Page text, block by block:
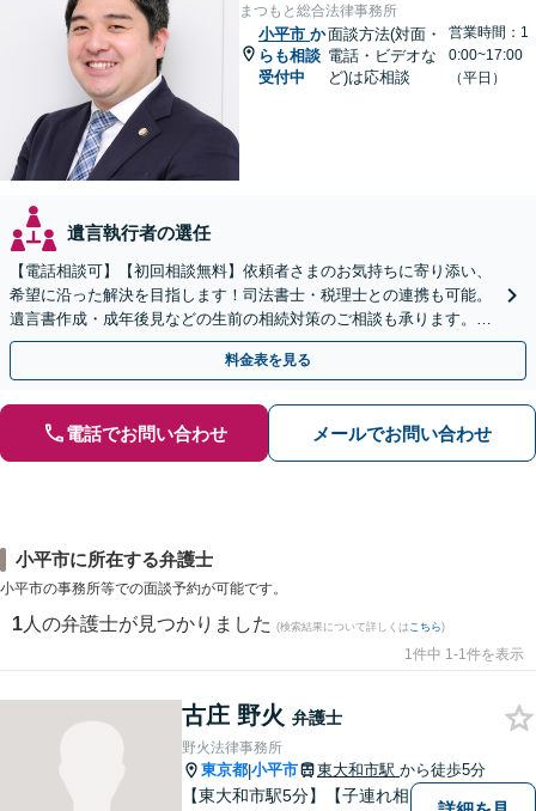
まつもと総合法律事務所
小平市 か
らも相談
受付中
面談方法(対面・
電話・ビデオな
ど)は応相談
営業時間：1
0:00~17:00
（平日）
遺言執行者の選任
【電話相談可】【初回相談無料】依頼者さまのお気持ちに寄り添い、
希望に沿った解決を目指します！司法書士・税理士との連携も可能。
遺言書作成・成年後見などの生前の相続対策のご相談も承ります。
【夜間／休日の相談可能】
料金表を見る
電話でお問い合わせ メールでお問い合わせ
小平市に所在する弁護士
小平市の事務所等での面談予約が可能です。
1 人の弁護士が見つかりました (検索結果について詳しくは こちら)
1件中 1-1件を表示
古庄 野火 弁護士
野火法律事務所
東京都|小平市 東大和市駅 から徒歩5分
【東大和市駅5分】【子連れ相